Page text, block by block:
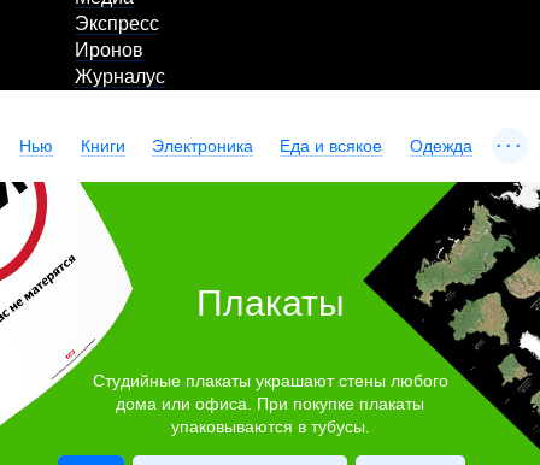
Экспресс
Иронов
Журналус
Нью Книги Электроника Еда и всякое Одежда ...
Плакаты
Студийные плакаты украшают стены любого
дома или офиса. При покупке плакаты
упаковываются в тубусы.